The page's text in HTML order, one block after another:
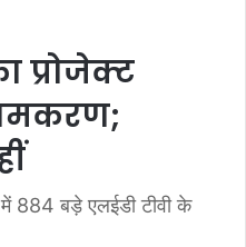
प्रोजेक्ट
में 884 बड़े एलईडी टीवी के